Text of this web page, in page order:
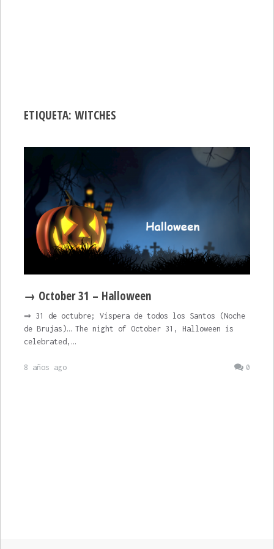
ETIQUETA: WITCHES
→ October 31 – Halloween
⇒ 31 de octubre; Víspera de todos los Santos (Noche
de Brujas)… The night of October 31, Halloween is
celebrated,…
0
8 años ago